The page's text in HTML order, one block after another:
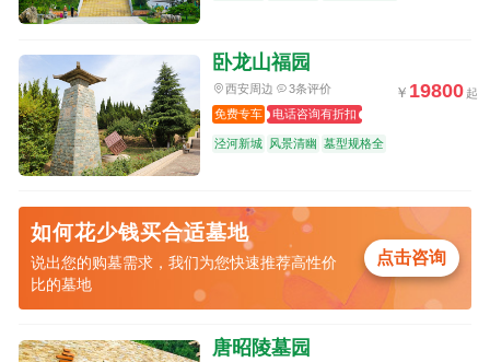
卧龙山福园
19800
西安周边
3条评价
免费专车
电话咨询有折扣
泾河新城 风景清幽 墓型规格全
如何花少钱买合适墓地
说出您的购墓需求，我们为您快速推荐高性价
比的墓地
点击咨询
唐昭陵墓园